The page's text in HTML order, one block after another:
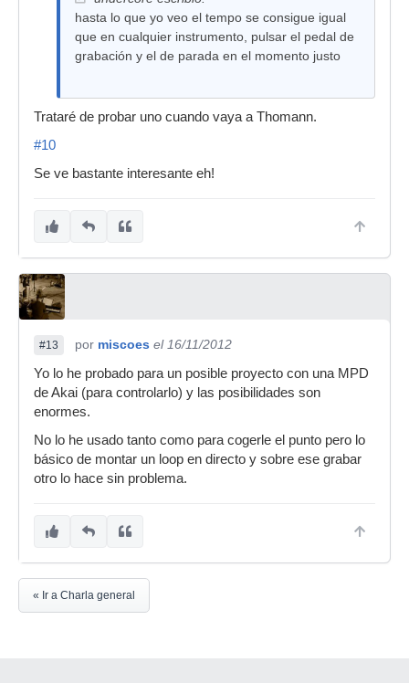
hasta lo que yo veo el tempo se consigue igual
que en cualquier instrumento, pulsar el pedal de
grabación y el de parada en el momento justo
Trataré de probar uno cuando vaya a Thomann.
#10
Se ve bastante interesante eh!
#13 por miscoes el 16/11/2012
Yo lo he probado para un posible proyecto con una MPD
de Akai (para controlarlo) y las posibilidades son
enormes.
No lo he usado tanto como para cogerle el punto pero lo
básico de montar un loop en directo y sobre ese grabar
otro lo hace sin problema.
« Ir a Charla general